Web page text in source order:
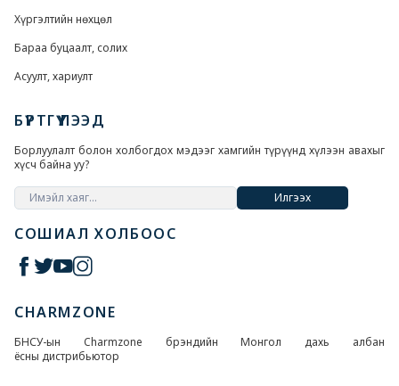
Хүргэлтийн нөхцөл
Бараа буцаалт, солих
Асуулт, хариулт
БҮРТГҮҮЛЭЭД
Борлуулалт болон холбогдох мэдээг хамгийн түрүүнд хүлээн авахыг
хүсч байна уу?
Илгээх
СОШИАЛ ХОЛБООС
CHARMZONE
БНСУ-ын Charmzone брэндийн Монгол дахь албан
ёсны дистрибьютор